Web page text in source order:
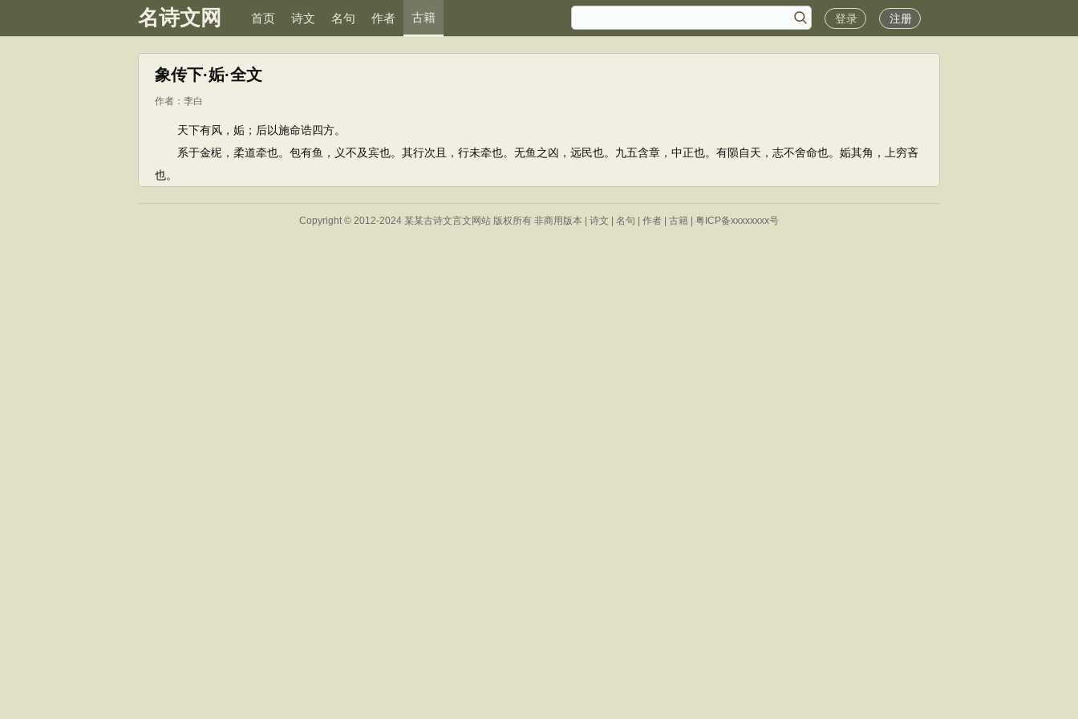
名诗文网 首页 诗文 名句 作者 古籍 登录 注册
象传下·姤·全文
作者： 李白
天下有风，姤；后以施命诰四方。
系于金柅，柔道牵也。包有鱼，义不及宾也。其行次且，行未牵也。无鱼之凶，远民也。九五含章，中正也。有陨自天，志不舍命也。姤其角，上穷吝
也。
Copyright © 2012-2024 某某古诗文言文网站 版权所有 非商用版本 | 诗文 名句 作者 古籍 粤ICP备xxxxxxxx号